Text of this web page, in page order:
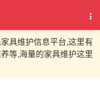
具维护信息平台,这里有
等,海量的家具维护这里